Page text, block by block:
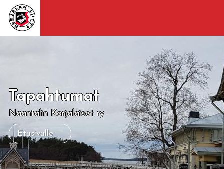
Tapahtumat
Naantalin Karjalaiset ry
Etusivulle